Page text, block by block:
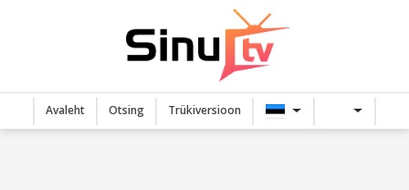
Avaleht Otsing Trükiversioon